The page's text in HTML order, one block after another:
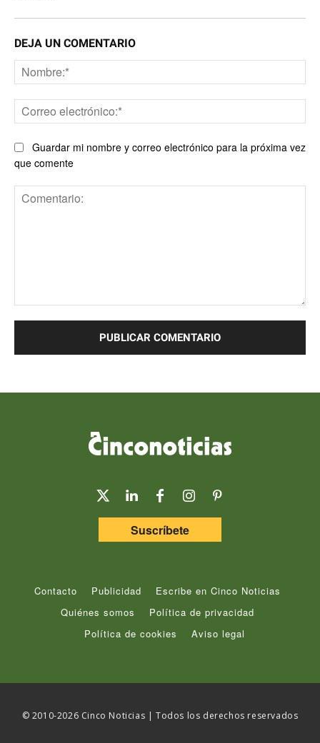
DEJA UN COMENTARIO
Guardar mi nombre y correo electrónico para la próxima vez
que comente
Suscríbete
Contacto Publicidad
Escribe en Cinco Noticias
Quiénes somos
Política de privacidad
Política de cookies
Aviso legal
© 2010-2026 Cinco Noticias | Todos los derechos reservados